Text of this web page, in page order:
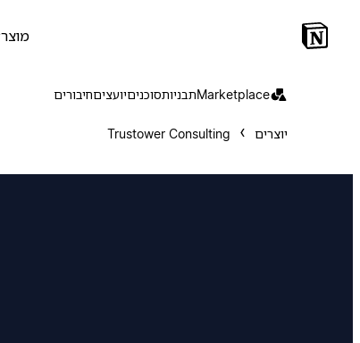
מוצר
Marketplaceתבניותסוכניםיועציםחיבורים
יוצרים Trustower Consulting